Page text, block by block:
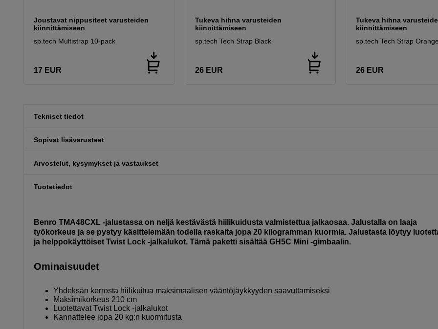
Joustavat nippusiteet varusteiden
kiinnittämiseen
sp.tech Multistrap 10-pack
17 EUR
Tukeva hihna varusteiden
kiinnittämiseen
sp.tech Tech Strap Black
26 EUR
Tukeva hihna
kiinnittämiseen
sp.tech Tech Strap
26 EUR
Tekniset tiedot
Sopivat lisävarusteet
Arvostelut, kysymykset ja vastaukset
Tuotetiedot
Benro TMA48CXL -jalustassa on neljä kestävästä hiilikuidusta valmistettua jalkaosaa. Jalustalla on laaja
työkorkeus ja se pystyy käsittelemään todella raskaita jopa 20 kilogramman kuormia. Jalustasta löytyy
ja helppokäyttöiset Twist Lock -jalkalukot. Tämä paketti sisältää GH5C Mini -gimbaalin.
Ominaisuudet
Yhdeksän kerrosta hiilikuitua maksimaalisen vääntöjäykkyyden saavuttamiseksi
Maksimikorkeus 210 cm
Luotettavat Twist Lock -jalkalukot
Kannattelee jopa 20 kg:n kuormitusta